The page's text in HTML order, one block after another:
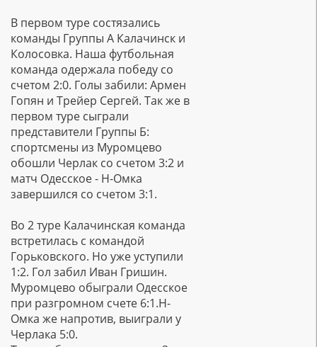
В первом туре состязались
команды Группы А Калачинск и
Колосовка. Наша футбольная
команда одержала победу со
счетом 2:0. Голы забили: Армен
Гопян и Трейер Сергей. Так же в
первом туре сыграли
представители Группы Б:
спортсмены из Муромцево
обошли Черлак со счетом 3:2 и
матч Одесское - Н-Омка
завершился со счетом 3:1.
Во 2 туре Калачинская команда
встретилась с командой
Горьковского. Но уже уступили
1:2. Гол забил Иван Гришин.
Муромцево обыграли Одесское
при разгромном счете 6:1.Н-
Омка же напротив, выиграли у
Черлака 5:0.